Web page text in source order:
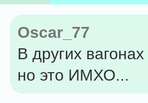
Oscar_77
В других
но это ИМХО...